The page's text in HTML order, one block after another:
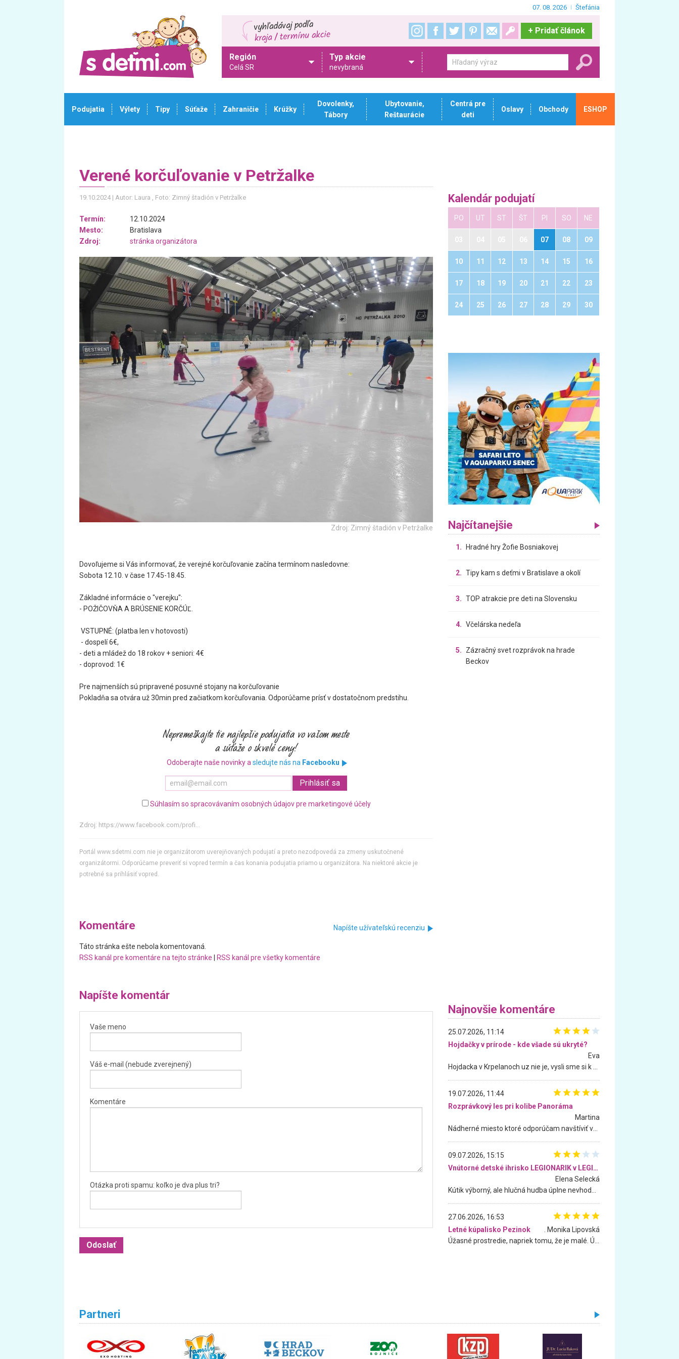
07. 08. 2026 Štefánia
+ Pridať článok
Región
Celá SR
Typ akcie
nevybraná
Podujatia Výlety Tipy Súťaže Zahraničie Krúžky
Dovolenky,
Tábory
Ubytovanie,
Reštaurácie
Centrá pre
deti
Oslavy Obchody ESHOP
Verené korčuľovanie v Petržalke
19.10.2024 Autor: Laura , Foto: Zimný štadión v Petržalke
Termín:
12.10.2024
Mesto:
Bratislava
Zdroj:
stránka organizátora
Zdroj: Zimný štadión v Petržalke
Dovoľujeme si Vás informovať, že verejné korčuľovanie začína termínom nasledovne:
Sobota 12.10. v čase 17.45-18.45.
Základné informácie o "verejku":
- POŽIČOVŇA A BRÚSENIE KORČÚĽ.
VSTUPNÉ: (platba len v hotovosti)
- dospelí 6€,
- deti a mládež do 18 rokov + seniori: 4€
- doprovod: 1€
Pre najmenších sú pripravené posuvné stojany na korčuľovanie
Pokladňa sa otvára už 30min pred začiatkom korčuľovania. Odporúčame prísť v dostatočnom predstihu.
Odoberajte naše novinky a sledujte nás na Facebooku
Súhlasím so spracovávaním osobných údajov pre marketingové účely
Zdroj: https://www.facebook.com/profi...
Portál www.sdetmi.com nie je organizátorom uverejňovaných podujatí a preto nezodpovedá za zmeny uskutočnené
organizátormi. Odporúčame preveriť si vopred termín a čas konania podujatia priamo u organizátora. Na niektoré akcie je
potrebné sa prihlásiť vopred.
Komentáre Napíšte užívateľskú recenziu
Táto stránka ešte nebola komentovaná.
RSS kanál pre komentáre na tejto stránke
RSS kanál pre všetky komentáre
Napíšte komentár
Vaše meno
Váš e-mail (nebude zverejnený)
Komentáre
Otázka proti spamu: koľko je dva plus tri?
Kalendár podujatí
PO UT ST ŠT PI SO NE
07 08 09
10 11 12 13 14 15 16
17 18 19 20 21 22 23
24 25 26 27 28 29 30
Najčítanejšie
1. Hradné hry Žofie Bosniakovej
2. Tipy kam s deťmi v Bratislave a okolí
3. TOP atrakcie pre deti na Slovensku
4. Včelárska nedeľa
5.
Zázračný svet rozprávok na hrade
Beckov
Najnovšie komentáre
25.07.2026, 11:14
Hojdačky v prírode - kde všade sú ukryté?
Eva
19.07.2026, 11:44
Rozprávkový les pri kolibe Panoráma
Martina
09.07.2026, 15:15
Vnútorné detské ihrisko LEGIONARIK v LEGIA Fitness
Elena Selecká
27.06.2026, 16:53
Letné kúpalisko Pezinok
. Monika Lipovská
Partneri